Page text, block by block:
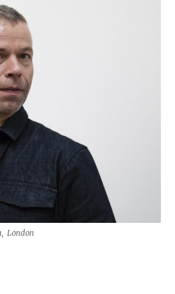
London